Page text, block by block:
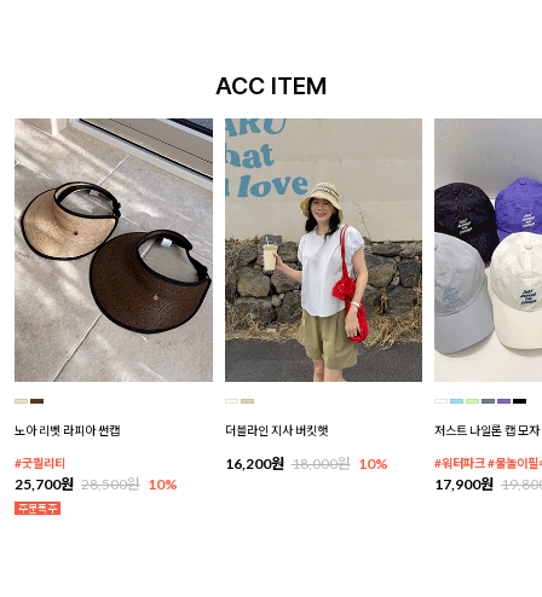
ACC ITEM
노아 리벳 라피아 썬캡
#굿퀄리티
25,700원 28,500원 10%
더블라인 지사 버킷햇
16,200원 18,000원 10%
저스트 나일론 캡 모자
#워터파크 #물놀이필
17,900원